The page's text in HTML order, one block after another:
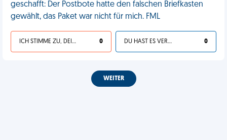
geschafft: Der Postbote hatte den falschen Briefkasten
gewählt, das Paket war nicht für mich. FML
ICH STIMME ZU, DEIN LEBEN IST SCHEISSE 0 DU HAST ES VERDIENT 0
WEITER